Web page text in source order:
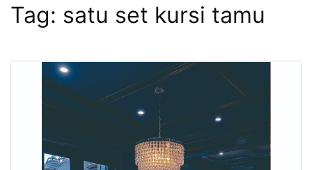
Tag: satu set kursi tamu